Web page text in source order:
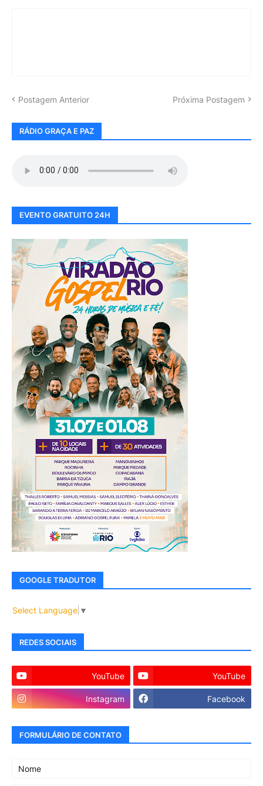
Postagem Anterior Próxima Postagem
RÁDIO GRAÇA E PAZ
EVENTO GRATUITO 24H
GOOGLE TRADUTOR
Select Language ▼
REDES SOCIAIS
YouTube YouTube
Instagram Facebook
FORMULÁRIO DE CONTATO